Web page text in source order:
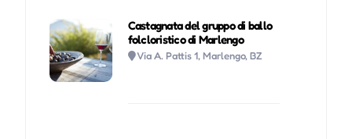
Castagnata del gruppo di ballo
folcloristico di Marlengo
Via A. Pattis 1, Marlengo, BZ